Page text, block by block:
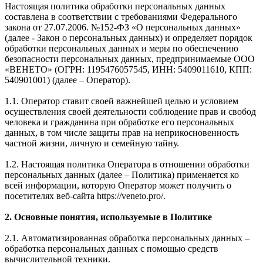
Настоящая политика обработки персональных данных
составлена в соответствии с требованиями Федерального
закона от 27.07.2006. №152-ФЗ «О персональных данных»
(далее - Закон о персональных данных) и определяет порядок
обработки персональных данных и меры по обеспечению
безопасности персональных данных, предпринимаемые ООО
«ВЕНЕТО» (ОГРН: 1195476057545, ИНН: 5409011610, КПП:
540901001) (далее – Оператор).
1.1. Оператор ставит своей важнейшей целью и условием
осуществления своей деятельности соблюдение прав и свобод
человека и гражданина при обработке его персональных
данных, в том числе защиты прав на неприкосновенность
частной жизни, личную и семейную тайну.
1.2. Настоящая политика Оператора в отношении обработки
персональных данных (далее – Политика) применяется ко
всей информации, которую Оператор может получить о
посетителях веб-сайта https://veneto.pro/.
2. Основные понятия, используемые в Политике
2.1. Автоматизированная обработка персональных данных –
обработка персональных данных с помощью средств
вычислительной техники.